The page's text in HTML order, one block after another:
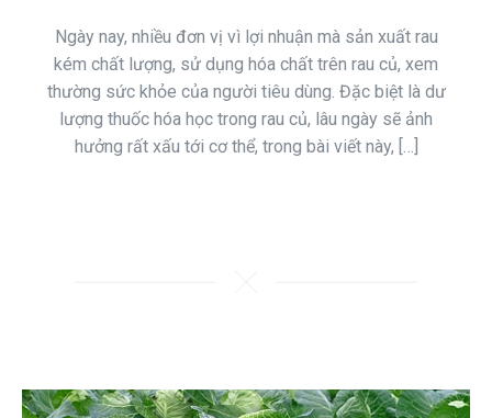
Ngày nay, nhiều đơn vị vì lợi nhuận mà sản xuất rau
kém chất lượng, sử dụng hóa chất trên rau củ, xem
thường sức khỏe của người tiêu dùng. Đặc biệt là dư
lượng thuốc hóa học trong rau củ, lâu ngày sẽ ảnh
hưởng rất xấu tới cơ thể, trong bài viết này, […]